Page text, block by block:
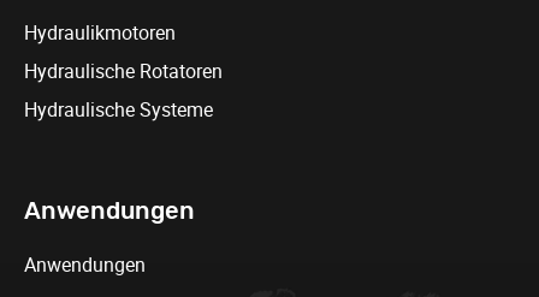
Hydraulikmotoren
Hydraulische Rotatoren
Hydraulische Systeme
Anwendungen
Anwendungen